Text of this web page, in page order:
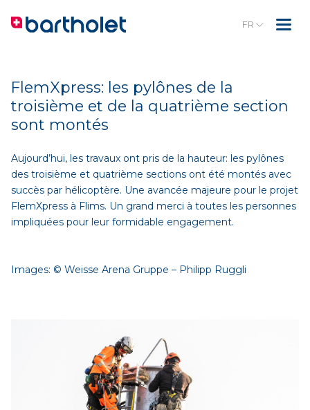
FR
FlemXpress: les pylônes de la
troisième et de la quatrième section
sont montés
Aujourd’hui, les travaux ont pris de la hauteur: les pylônes
des troisième et quatrième sections ont été montés avec
succès par hélicoptère. Une avancée majeure pour le projet
FlemXpress à Flims. Un grand merci à toutes les personnes
impliquées pour leur formidable engagement.
Images: © Weisse Arena Gruppe – Philipp Ruggli